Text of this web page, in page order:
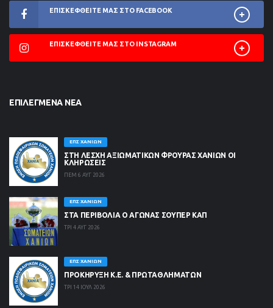
ΕΠΙΣΚΕΦΘΕΊΤΕ ΜΑΣ ΣΤΟ FACEBOOK
ΕΠΙΣΚΕΦΘΕΊΤΕ ΜΑΣ ΣΤΟ INSTAGRAM
ΕΠΙΛΕΓΜΈΝΑ ΝΈΑ
ΕΠΣ ΧΑΝΊΩΝ
ΣΤΗ ΛΈΣΧΗ ΑΞΙΩΜΑΤΙΚΏΝ ΦΡΟΥΡΆΣ ΧΑΝΊΩΝ ΟΙ
ΚΛΗΡΏΣΕΙΣ
ΠΕΜ 6 ΑΥΓ 2026
ΕΠΣ ΧΑΝΊΩΝ
ΣΤΑ ΠΕΡΙΒΟΛΙΑ Ο ΑΓΩΝΑΣ ΣΟΥΠΕΡ ΚΑΠ
ΤΡΙ 4 ΑΥΓ 2026
ΕΠΣ ΧΑΝΊΩΝ
ΠΡΟΚΗΡΥΞΗ Κ.Ε. & ΠΡΩΤΑΘΛΗΜΑΤΩΝ
ΤΡΙ 14 ΙΟΥΛ 2026